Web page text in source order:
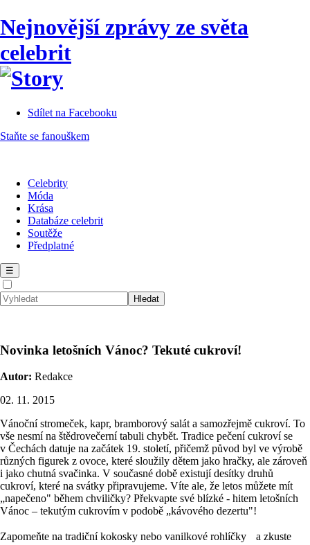
Nejnovější zprávy ze světa
celebrit
Sdílet na Facebooku
Staňte se fanouškem
Celebrity
Móda
Krása
Databáze celebrit
Soutěže
Předplatné
☰
Novinka letošních Vánoc? Tekuté cukroví!
Autor: Redakce
02. 11. 2015
Vánoční stromeček, kapr, bramborový salát a samozřejmě cukroví. To
vše nesmí na štědrovečerní tabuli chybět. Tradice pečení cukroví se
v Čechách datuje na začátek 19. století, přičemž původ byl ve výrobě
různých figurek z ovoce, které sloužily dětem jako hračky, ale zároveň
i jako chutná svačinka. V současné době existují desítky druhů
cukroví, které na svátky připravujeme. Víte ale, že letos můžete mít
„napečeno" během chviličky? Překvapte své blízké - hitem letošních
Vánoc – tekutým cukrovím v podobě „kávového dezertu"!
Zapomeňte na tradiční kokosky nebo vanilkové rohlíčky a zkuste